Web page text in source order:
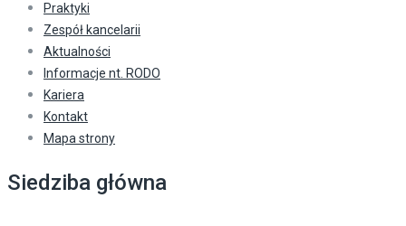
Praktyki
Zespół kancelarii
Aktualności
Informacje nt. RODO
Kariera
Kontakt
Mapa strony
Siedziba główna